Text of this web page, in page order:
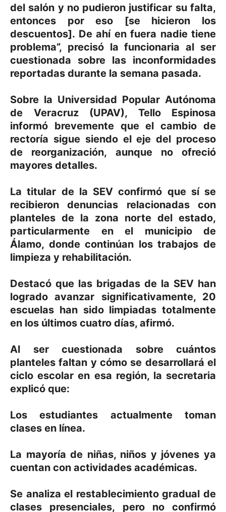
del salón y no pudieron justificar su falta,
entonces por eso [se hicieron los
descuentos]. De ahí en fuera nadie tiene
problema”, precisó la funcionaria al ser
cuestionada sobre las inconformidades
reportadas durante la semana pasada.
Sobre la Universidad Popular Autónoma
de Veracruz (UPAV), Tello Espinosa
informó brevemente que el cambio de
rectoría sigue siendo el eje del proceso
de reorganización, aunque no ofreció
mayores detalles.
La titular de la SEV confirmó que sí se
recibieron denuncias relacionadas con
planteles de la zona norte del estado,
particularmente en el municipio de
Álamo, donde continúan los trabajos de
limpieza y rehabilitación.
Destacó que las brigadas de la SEV han
logrado avanzar significativamente, 20
escuelas han sido limpiadas totalmente
en los últimos cuatro días, afirmó.
Al ser cuestionada sobre cuántos
planteles faltan y cómo se desarrollará el
ciclo escolar en esa región, la secretaria
explicó que:
Los estudiantes actualmente toman
clases en línea.
La mayoría de niñas, niños y jóvenes ya
cuentan con actividades académicas.
Se analiza el restablecimiento gradual de
clases presenciales, pero no confirmó